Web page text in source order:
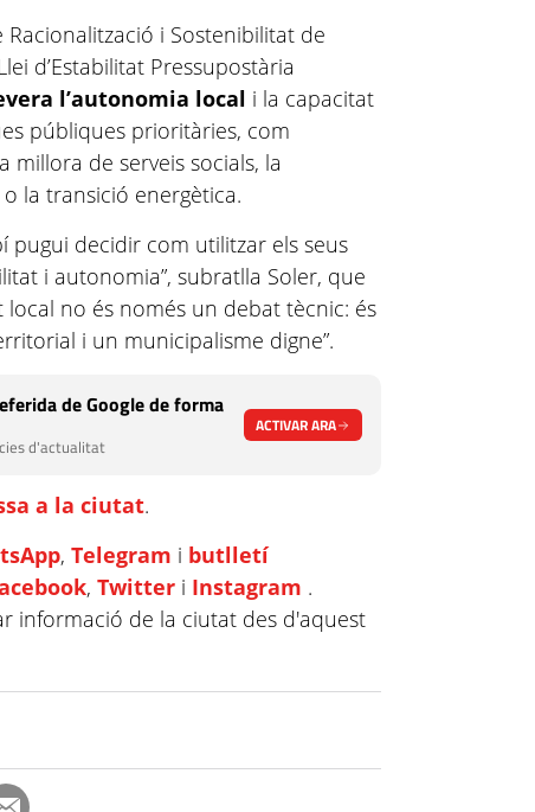
i Sostenibilitat de
d’Estabilitat Pressupostària
l’autonomia local i la capacitat
públiques prioritàries, com
millora de serveis socials, la
la transició energètica.
pugui decidir com utilitzar els seus
i autonomia”, subratlla Soler, que
local no és només un debat tècnic: és
i un municipalisme digne”.
de Google de forma
d'actualitat
ACTIVAR ARA
a la ciutat.
,Telegram i butlletí
,Twitter i Instagram .
informació de la ciutat des d'aquest